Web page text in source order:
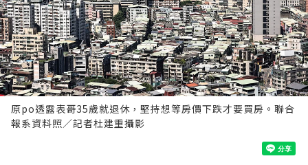
原po透露表哥35歲就退休，堅持想等房價下跌才要買房。聯合
報系資料照／記者杜建重攝影